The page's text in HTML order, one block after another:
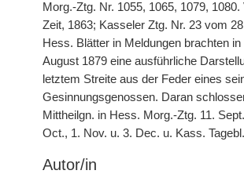
Morg.-Ztg. Nr. 1055, 1065, 1079,
Zeit, 1863; Kasseler Ztg. Nr. 23 vom
Hess. Blätter in Meldungen brachten
August 1879 eine ausführliche
letztem Streite aus der Feder eines
Gesinnungsgenossen. Daran
Mittheilgn. in Hess. Morg.-Ztg. 11.
Oct., 1. Nov. u. 3. Dec. u. Kass.
Autor/in